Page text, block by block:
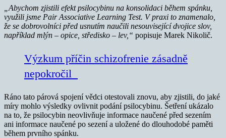
„Abychom zjistili efekt psilocybinu na konsolidaci během spánku,
využili jsme Pair Associative Learning Test. V praxi to znamenalo,
že se dobrovolníci před usnutím naučili nesouvisející dvojice slov,
například mlýn – opice, středisko – lev,“ popisuje Marek Nikolič.
Výzkum příčin schizofrenie zásadně
nepokročil
Ráno tato párová spojení vědci otestovali znovu, aby zjistili, do jaké
míry mohlo výsledky ovlivnit podání psilocybinu. Šetření ukázalo
na to, že psilocybin neovlivňuje informace naučené před sezením
ani informace naučené po sezení a uložené do dlouhodobé paměti
během prvního spánku.